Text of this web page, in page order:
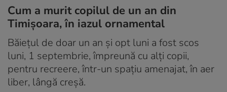
Cum a murit copilul de un an din
Timișoara, în iazul ornamental
Băiețul de doar un an și opt luni a fost scos
luni, 1 septembrie, împreună cu alți copii,
pentru recreere, într-un spaţiu amenajat, în aer
liber, lângă creşă.